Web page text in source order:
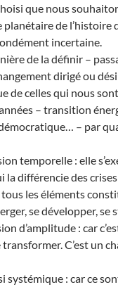
que nous
de l’histoire
incertaine.
de la définir –
dirigé ou
de celles qui nous
– transition
– par
temporelle : elle
la différencie des
les éléments
se développer, se
d’amplitude : car
C’est un
systémique : car ce